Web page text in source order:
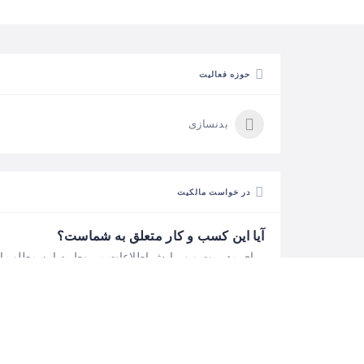
حوزه فعالیت
بدنسازی
در خواست مالکیت
آیا این کسب و کار متعلق به شماست؟
برای مدیریت و ویرایش اطلاعات مربوط به این مطلب